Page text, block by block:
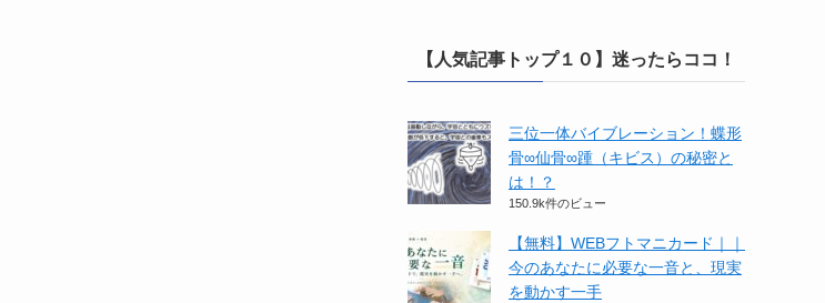
【人気記事トップ１０】迷ったらココ！
三位一体バイブレーション！蝶形
骨∞仙骨∞踵（キビス）の秘密と
は！？
150.9k件のビュー
【無料】WEBフトマニカード｜｜
今のあなたに必要な一音と、現実
を動かす一手